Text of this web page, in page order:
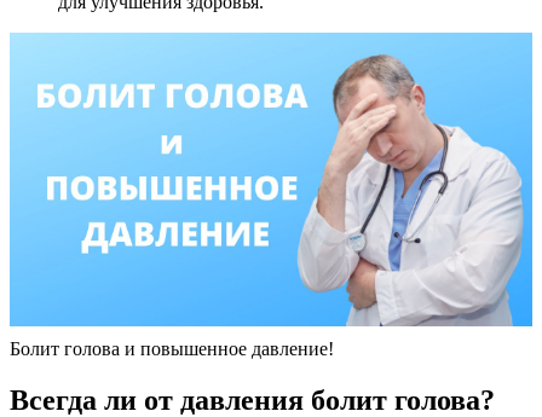
Болит голова и повышенное давление!
Всегда ли от давления болит голова?